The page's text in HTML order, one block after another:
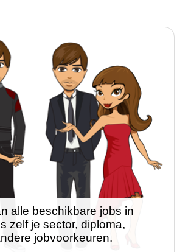
alle beschikbare jobs in
zelf je sector, diploma,
jobvoorkeuren.